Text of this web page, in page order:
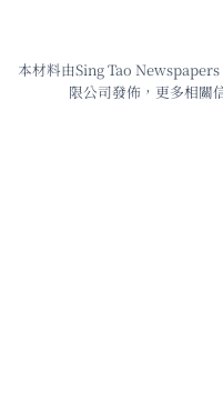
本材料由Sing Tao
限公司發佈，更多相關